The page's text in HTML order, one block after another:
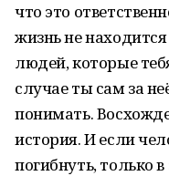
что это
жизнь не находится
людей, которые
случае ты сам за
понимать.
история. И если
погибнуть, только